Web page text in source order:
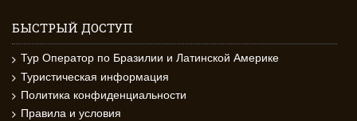
БЫСТРЫЙ ДОСТУП
Тур Оператор по Бразилии и Латинской Америке
Туристическая информация
Политика конфиденциальности
Правила и условия